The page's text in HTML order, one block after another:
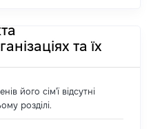
та їх
його сім'ї відсутні
розділі.